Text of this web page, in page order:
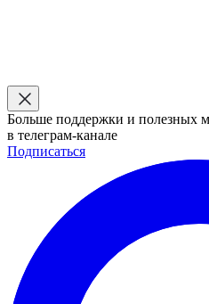
Больше поддержки и полезных
в телеграм-канале
Подписаться